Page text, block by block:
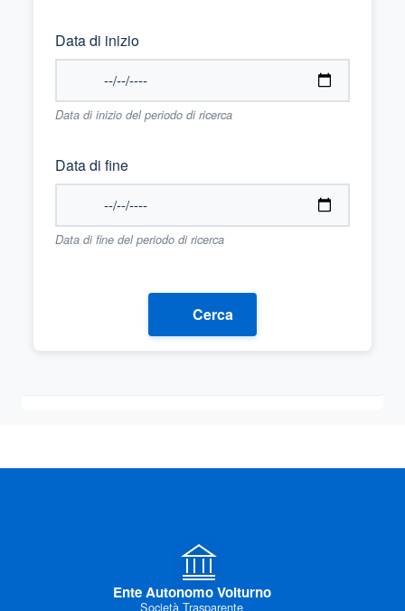
Data di inizio
Data di inizio del periodo di ricerca
Data di fine
Data di fine del periodo di ricerca
Cerca
Ente Autonomo Volturno
Società Trasparente